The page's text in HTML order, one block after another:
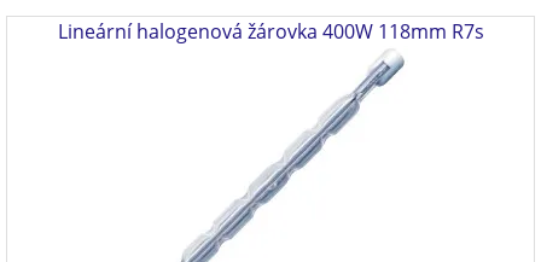
Lineární halogenová žárovka 400W 118mm R7s